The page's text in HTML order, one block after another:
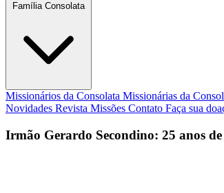
Família Consolata
Missionários da Consolata Missionárias da
Novidades Revista Missões Contato Faça sua
Irmão Gerardo Secondino: 25 anos